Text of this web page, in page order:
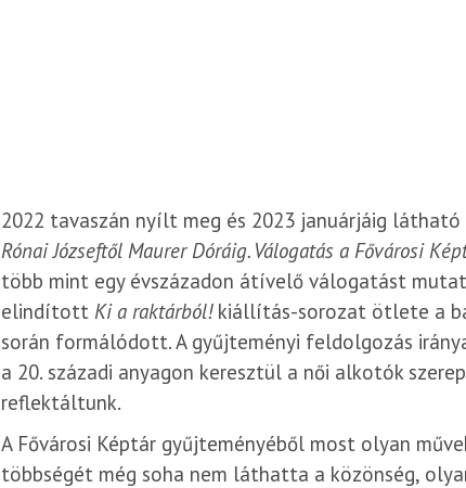
2022 tavaszán nyílt meg és 2023 januárjáig
Rónai Józseftől Maurer Dóráig. Válogatás a Fővárosi
több mint egy évszázadon átívelő válogatást mutat
elindított Ki a raktárból!kiállítás-sorozat ötlete a
során formálódott. A gyűjteményi feldolgozás
a 20. századi anyagon keresztül a női alkotók
reflektáltunk.
A Fővárosi Képtár gyűjteményéből most olyan
többségét még soha nem láthatta a közönség,